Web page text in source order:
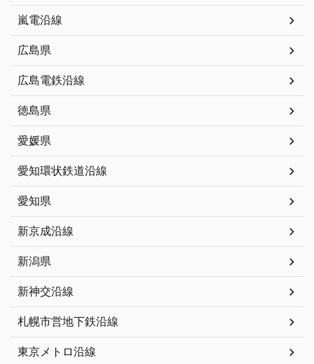
嵐電沿線
広島県
広島電鉄沿線
徳島県
愛媛県
愛知環状鉄道沿線
愛知県
新京成沿線
新潟県
新神交沿線
札幌市営地下鉄沿線
東京メトロ沿線